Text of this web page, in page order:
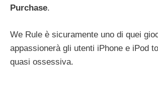
Purchase.
We Rule è sicuramente uno di quei
appassionerà gli utenti iPhone e iPod
quasi ossessiva.